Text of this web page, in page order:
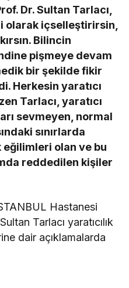
Dr. Sultan Tarlacı,
olarak içselleştirirsin,
Bilincin
pişmeye devam
bir şekilde fikir
Herkesin yaratıcı
Tarlacı, yaratıcı
sevmeyen, normal
sınırlarda
eğilimleri olan ve bu
reddedilen kişiler
Hastanesi
Tarlacı yaratıcılık
dair açıklamalarda